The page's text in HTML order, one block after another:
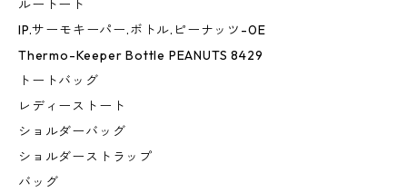
ルートート
IP.サーモキーパー.ボトル.ピーナッツ-0E
Thermo-Keeper Bottle PEANUTS 8429
トートバッグ
レディーストート
ショルダーバッグ
ショルダーストラップ
バッグ